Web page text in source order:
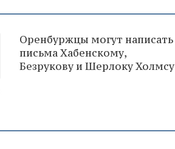
Оренбуржцы могут написать
письма Хабенскому,
Безрукову и Шерлоку Холмсу